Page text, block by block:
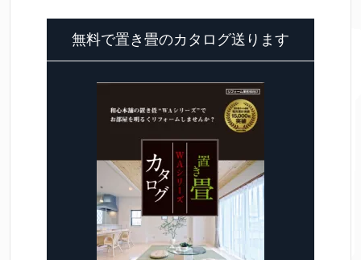
無料で置き畳のカタログ送ります